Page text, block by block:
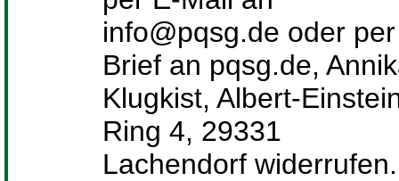
info@pqsg.de oder per
Brief an pqsg.de,
Klugkist, Albert-
Ring 4, 29331
Lachendorf widerrufen.